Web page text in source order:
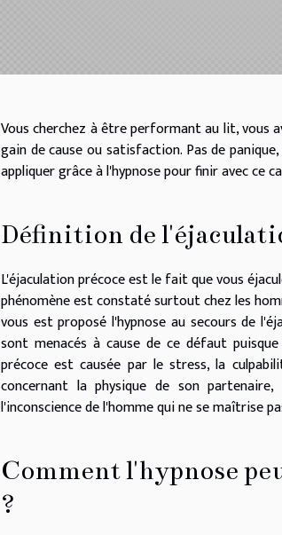
Vous cherchez à être performant au lit, vous
gain de cause ou satisfaction. Pas de
appliquer grâce à l'hypnose pour finir avec ce
Définition de
L'éjaculation précoce est le fait que vous
phénomène est constaté surtout chez les
vous est proposél'hypnose au secours de
sont menacés à cause de ce défaut
précoce est causée par le stress, la
concernant la physique de son
l'inconscience de l'homme qui ne se maîtrise
Comment l'hypnose
?